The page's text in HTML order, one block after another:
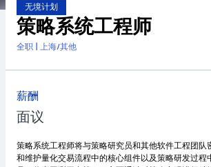
无境计划
策略系统工程师
全职 | 上海/其他
薪酬
面议
策略系统工程师将与策略研究员和其他软件工程团队
和维护量化交易流程中的核心组件以及策略研发过程